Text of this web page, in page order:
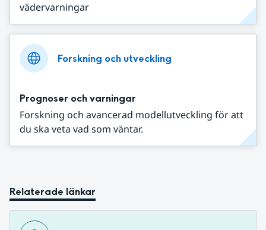
vädervarningar
Forskning och utveckling
Prognoser och varningar
Forskning och avancerad modellutveckling för att
du ska veta vad som väntar.
Relaterade länkar